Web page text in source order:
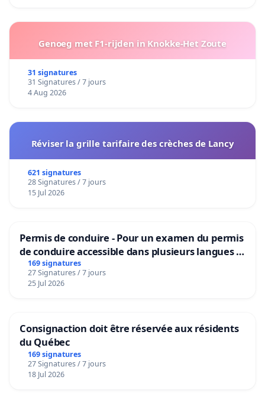
Genoeg met F1-rijden in Knokke-Het Zoute
31 signatures
31 Signatures / 7 jours
4 Aug 2026
Réviser la grille tarifaire des crèches de Lancy
621 signatures
28 Signatures / 7 jours
15 Jul 2026
Permis de conduire - Pour un examen du permis
de conduire accessible dans plusieurs langues à
Bruxelles
169 signatures
27 Signatures / 7 jours
25 Jul 2026
Consignaction doit être réservée aux résidents
du Québec
169 signatures
27 Signatures / 7 jours
18 Jul 2026